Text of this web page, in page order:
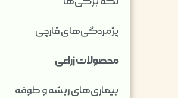
پژمردگی‌های قارچی
محصولات زراعی
بیماری‌های ریشه و طوقه